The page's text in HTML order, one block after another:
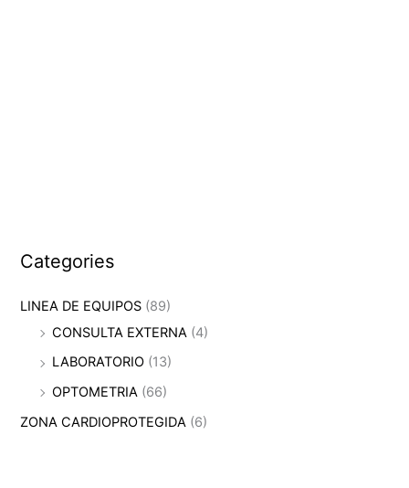
Categories
LINEA DE EQUIPOS (89)
CONSULTA EXTERNA (4)
LABORATORIO (13)
OPTOMETRIA (66)
ZONA CARDIOPROTEGIDA (6)